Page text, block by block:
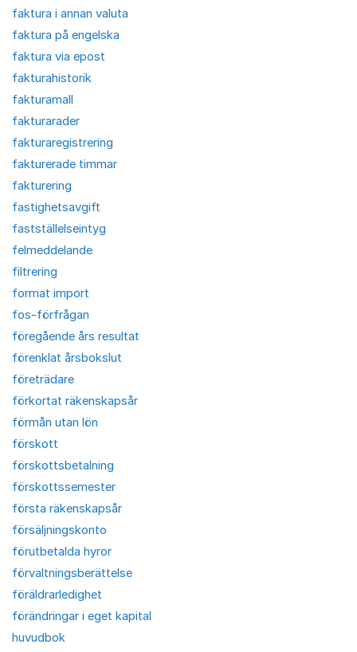
faktura i annan valuta
faktura på engelska
faktura via epost
fakturahistorik
fakturamall
fakturarader
fakturaregistrering
fakturerade timmar
fakturering
fastighetsavgift
fastställelseintyg
felmeddelande
filtrering
format import
fos-förfrågan
föregående års resultat
förenklat årsbokslut
företrädare
förkortat räkenskapsår
förmån utan lön
förskott
förskottsbetalning
förskottssemester
första räkenskapsår
försäljningskonto
förutbetalda hyror
förvaltningsberättelse
föräldrarledighet
förändringar i eget kapital
huvudbok